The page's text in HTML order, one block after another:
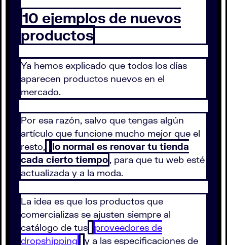
10 ejemplos de nuevos
productos
Ya hemos explicado que todos los días
aparecen productos nuevos en el
mercado.
Por esa razón, salvo que tengas algún
artículo que funcione mucho mejor que el
resto,
lo normal es renovar tu tienda
cada cierto tiempo, para que tu web esté
actualizada y a la moda.
La idea es que los productos que
comercializas se ajusten siempre al
catálogo de tus
proveedores de
dropshipping
y a las especificaciones de